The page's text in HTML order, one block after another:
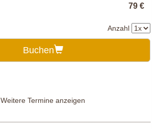
79 €
Anzahl
Buchen
Weitere Termine anzeigen